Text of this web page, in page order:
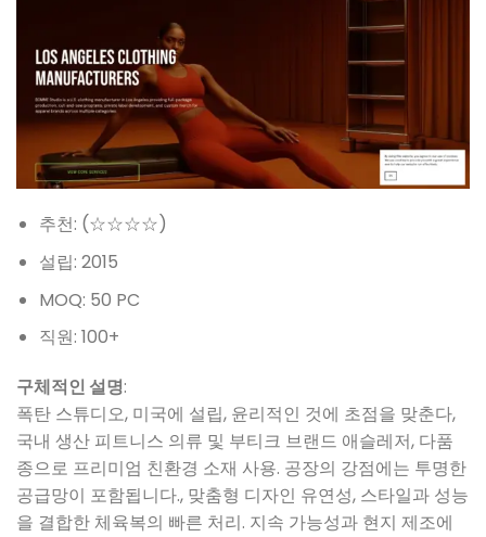
추천: (☆☆☆☆)
설립: 2015
MOQ: 50 PC
직원: 100+
구체적인 설명:
폭탄 스튜디오, 미국에 설립, 윤리적인 것에 초점을 맞춘다,
국내 생산 피트니스 의류 및 부티크 브랜드 애슬레저, 다품
종으로 프리미엄 친환경 소재 사용. 공장의 강점에는 투명한
공급망이 포함됩니다., 맞춤형 디자인 유연성, 스타일과 성능
을 결합한 체육복의 빠른 처리. 지속 가능성과 현지 제조에